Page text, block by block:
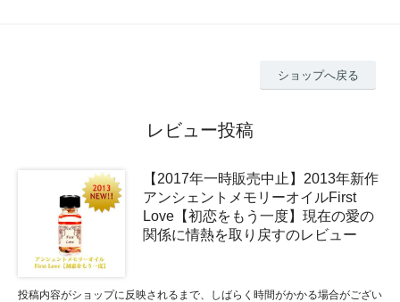
ショップへ戻る
レビュー投稿
【2017年一時販売中止】2013年新作
アンシェントメモリーオイルFirst
Love【初恋をもう一度】現在の愛の
関係に情熱を取り戻すのレビュー
投稿内容がショップに反映されるまで、しばらく時間がかかる場合がござい